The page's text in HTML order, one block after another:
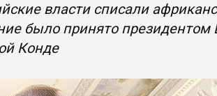
власти списали
было принято президентом
Конде